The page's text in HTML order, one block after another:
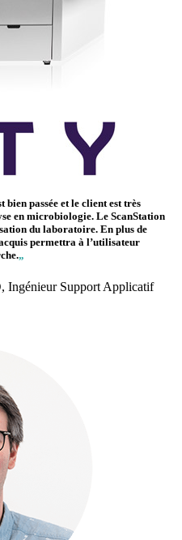
bien passée et le client est très
en microbiologie. Le ScanStation
du laboratoire. En plus de
permettra à l’utilisateur
„
, Ingénieur Support Applicatif